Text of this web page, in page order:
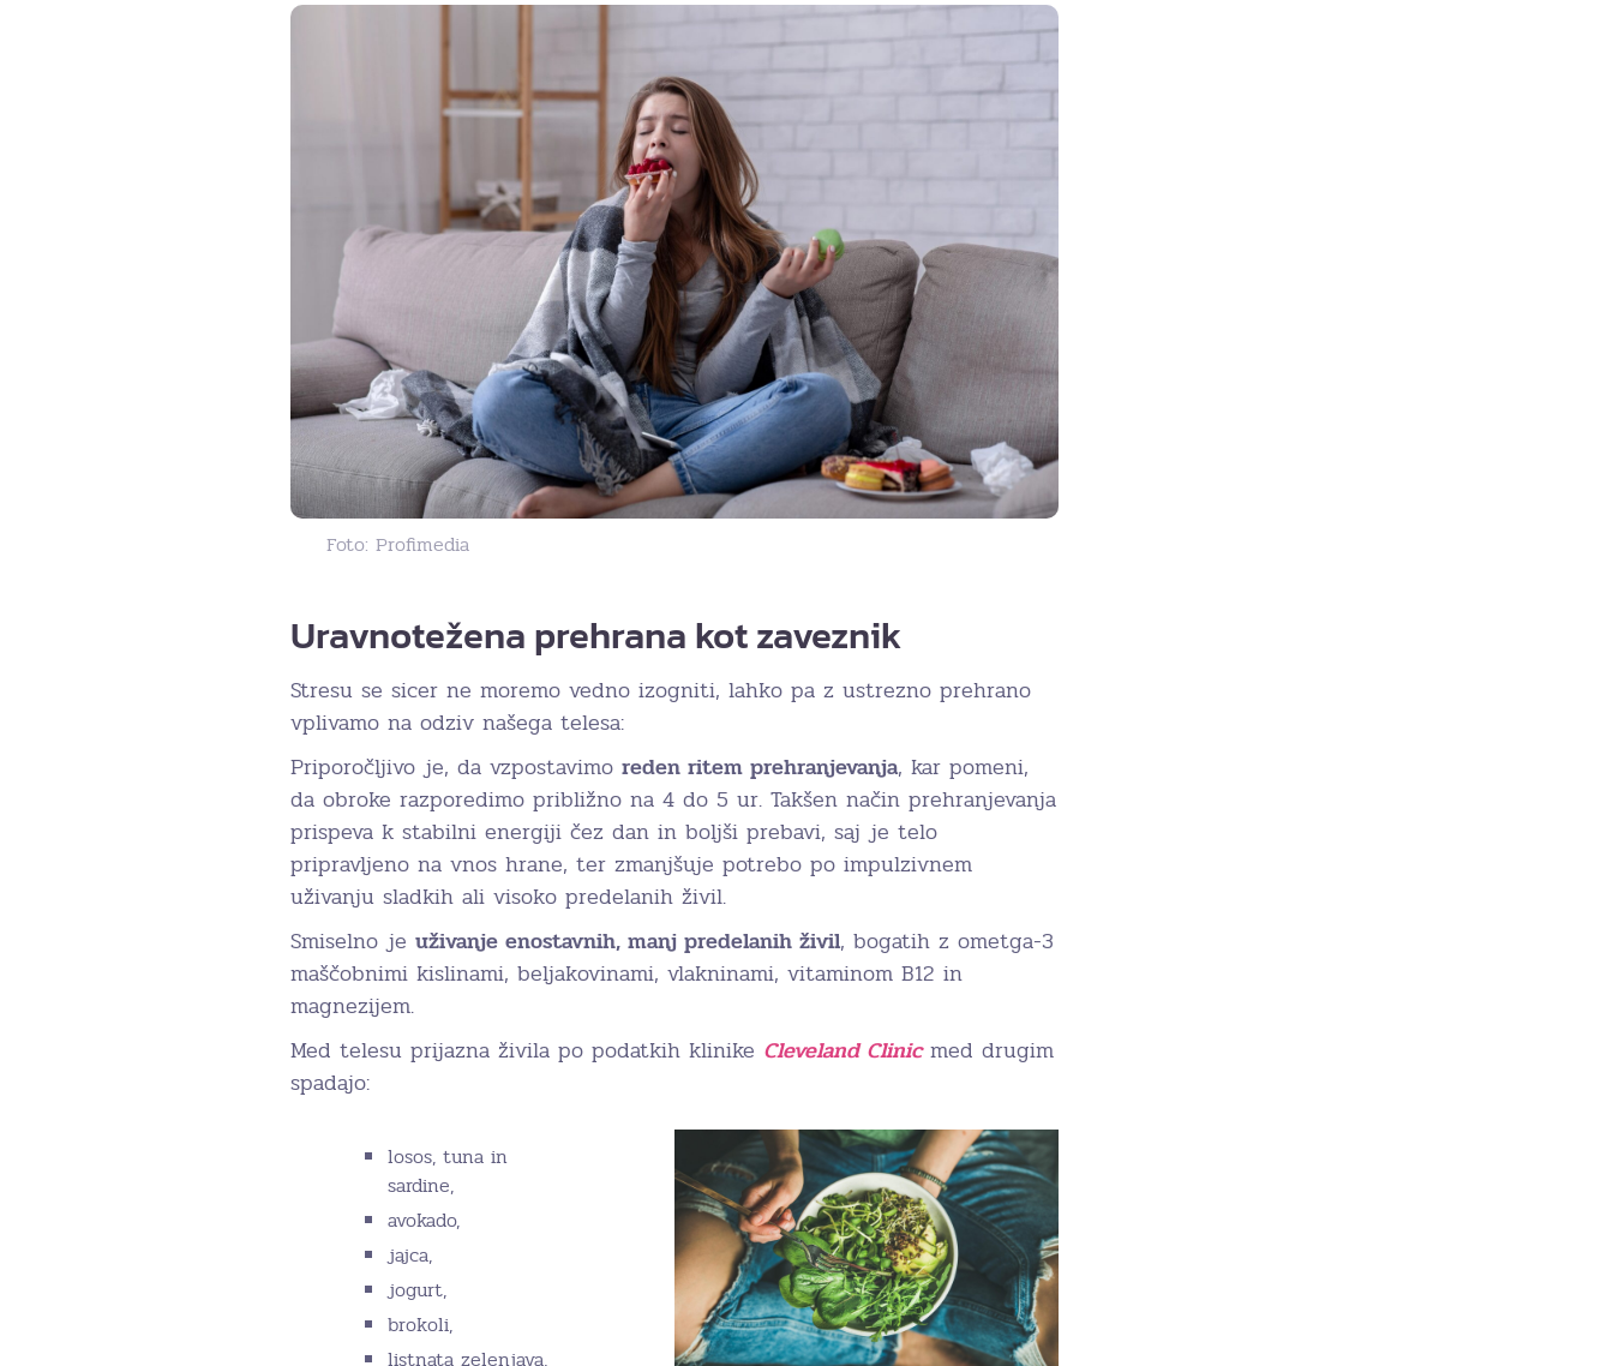
Foto: Profimedia
Uravnotežena prehrana kot zaveznik
Stresu se sicer ne moremo vedno izogniti, lahko pa z ustrezno prehrano
vplivamo na odziv našega telesa:
Priporočljivo je, da vzpostavimo reden ritem prehranjevanja, kar pomeni,
da obroke razporedimo približno na 4 do 5 ur. Takšen način prehranjevanja
prispeva k stabilni energiji čez dan in boljši prebavi, saj je telo
pripravljeno na vnos hrane, ter zmanjšuje potrebo po impulzivnem
uživanju sladkih ali visoko predelanih živil.
Smiselno je uživanje enostavnih, manj predelanih živil, bogatih z ometga-3
maščobnimi kislinami, beljakovinami, vlakninami, vitaminom B12 in
magnezijem.
Med telesu prijazna živila po podatkih klinike Cleveland Clinicmed drugim
spadajo:
losos, tuna in
sardine,
avokado,
jajca,
jogurt,
brokoli,
listnata zelenjava,